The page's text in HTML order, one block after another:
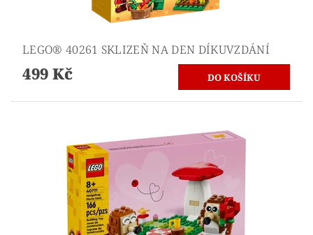
LEGO® 40261 SKLIZEŇ NA DEN DÍKUVZDÁNÍ
499 Kč